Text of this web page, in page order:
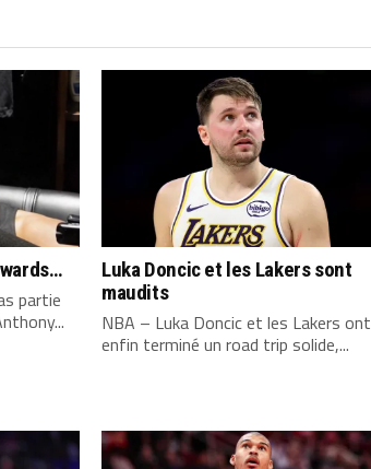
partie
Luka Doncic et les Lakers sont
maudits
NBA – Luka Doncic et les Lakers ont
enfin terminé un road trip solide,...